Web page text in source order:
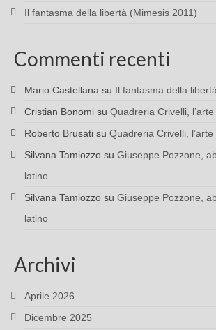
Il fantasma della libertà (Mimesis 2011)
Commenti recenti
Mario Castellana su Il fantasma della
Cristian Bonomi su Quadreria Crivelli,
Roberto Brusati su Quadreria Crivelli,
Silvana Tamiozzo su Giuseppe Pozzone,
latino
Silvana Tamiozzo su Giuseppe Pozzone,
latino
Archivi
Aprile 2026
Dicembre 2025